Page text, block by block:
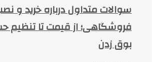
سوالات متداول درباره خرید و
فروشگاهی؛ از قیمت تا
بوق زدن